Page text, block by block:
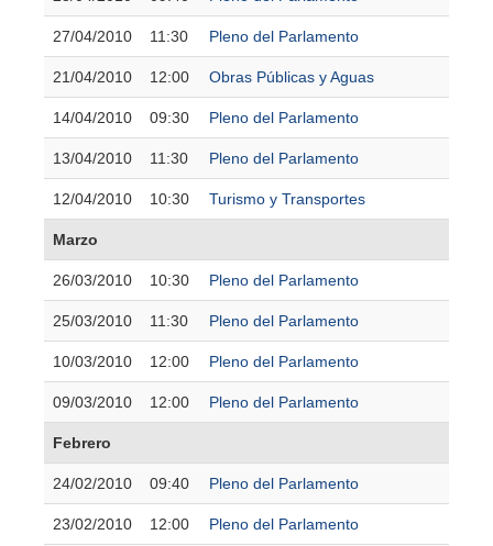
27/04/2010 11:30 Pleno del Parlamento
21/04/2010 12:00 Obras Públicas y Aguas
14/04/2010 09:30 Pleno del Parlamento
13/04/2010 11:30 Pleno del Parlamento
12/04/2010 10:30 Turismo y Transportes
Marzo
26/03/2010 10:30 Pleno del Parlamento
25/03/2010 11:30 Pleno del Parlamento
10/03/2010 12:00 Pleno del Parlamento
09/03/2010 12:00 Pleno del Parlamento
Febrero
24/02/2010 09:40 Pleno del Parlamento
23/02/2010 12:00 Pleno del Parlamento